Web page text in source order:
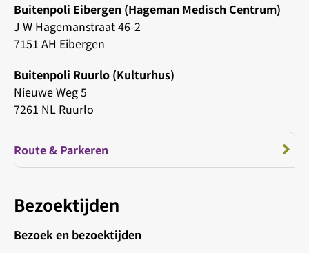
Buitenpoli Eibergen (Hageman Medisch Centrum)
J W Hagemanstraat 46-2
7151 AH Eibergen
Buitenpoli Ruurlo (Kulturhus)
Nieuwe Weg 5
7261 NL Ruurlo
Route & Parkeren
Bezoektijden
Bezoek en bezoektijden